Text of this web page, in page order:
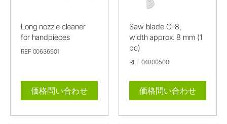
Long nozzle cleaner
for handpieces
REF 00636901
価格問い合わせ
Saw blade O-8,
width approx. 8 mm (1
pc)
REF 04800500
価格問い合わせ